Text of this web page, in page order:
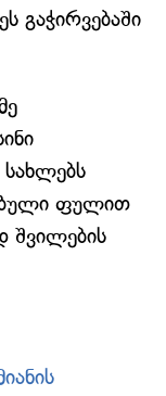
გაჭირვებაში
ფულით
შვილების